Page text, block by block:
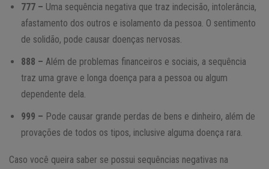
777 – Uma sequência negativa que traz indecisão, intolerância,
afastamento dos outros e isolamento da pessoa. O sentimento
de solidão, pode causar doenças nervosas.
888 – Além de problemas financeiros e sociais, a sequência
traz uma grave e longa doença para a pessoa ou algum
dependente dela.
999 – Pode causar grande perdas de bens e dinheiro, além de
provações de todos os tipos, inclusive alguma doença rara.
Caso você queira saber se possui sequências negativas na